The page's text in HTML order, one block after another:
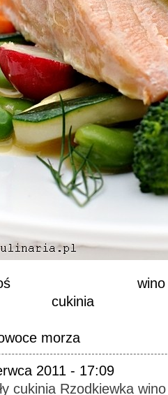
cukinia
morza
2011 - 17:09
cukinia Rzodkiewka wino